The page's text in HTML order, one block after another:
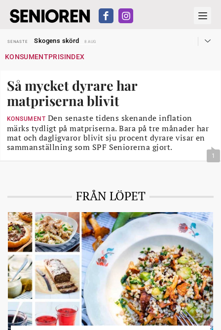
SENASTE
Skogens skörd
8 AUG
SENASTE
Reform för äldre kan bli slag i luften
SENASTE
Snart kan telefonförsäljning förbjudas i Sverige
SENASTE
Hyror rusar ifrån äldres bostadstillägg
SENASTE
Skogens skörd 8 AUG
KONSUMENTPRISINDEX
Så mycket dyrare har
matpriserna blivit
KONSUMENT Den senaste tidens skenande inflation
märks tydligt på matpriserna. Bara på tre månader har
mat och dagligvaror blivit sju procent dyrare visar en
sammanställning som SPF Seniorerna gjort.
1
FRÅN LÖPET